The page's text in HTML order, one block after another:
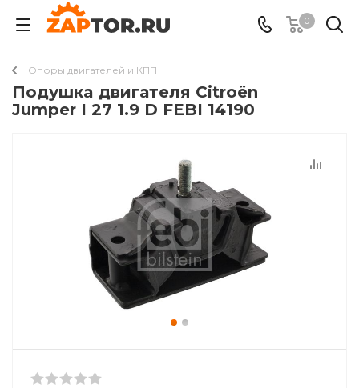
0
Опоры двигателей и КПП
Подушкa двигателя Citroën
Jumper I 27 1.9 D FEBI 14190